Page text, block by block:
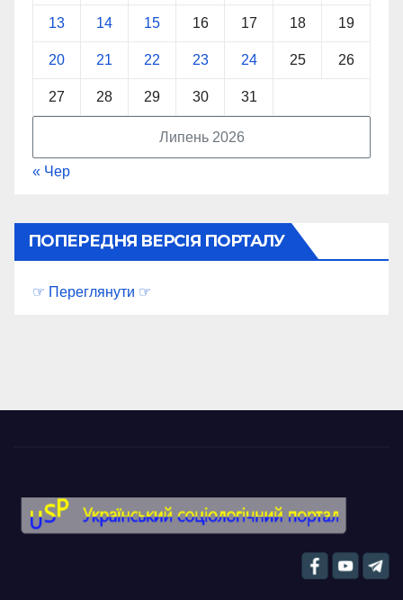
Липень 2026
13 14 15 16 17 18 19
20 21 22 23 24 25 26
27 28 29 30 31
« Чер
ПОПЕРЕДНЯ ВЕРСІЯ ПОРТАЛУ
☞ Переглянути ☞